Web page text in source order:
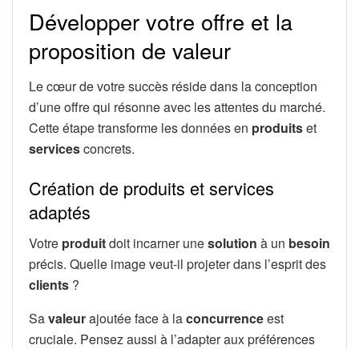
Développer votre offre et la
proposition de valeur
Le cœur de votre succès réside dans la conception
d’une offre qui résonne avec les attentes du marché.
Cette étape transforme les données en produitset
servicesconcrets.
Création de produits et services
adaptés
Votre produitdoit incarner unesolution à un besoin
précis. Quelle image veut-il projeter dans l’esprit des
clients ?
Savaleurajoutée face à laconcurrenceest
cruciale. Pensez aussi à l’adapter aux préférences